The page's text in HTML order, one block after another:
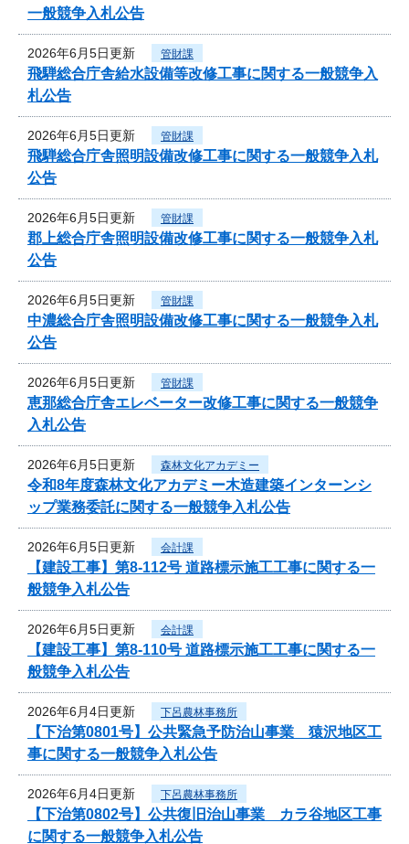
一般競争入札公告
2026年6月5日更新 管財課
飛騨総合庁舎給水設備等改修工事に関する一般競争入
札公告
2026年6月5日更新 管財課
飛騨総合庁舎照明設備改修工事に関する一般競争入札
公告
2026年6月5日更新 管財課
郡上総合庁舎照明設備改修工事に関する一般競争入札
公告
2026年6月5日更新 管財課
中濃総合庁舎照明設備改修工事に関する一般競争入札
公告
2026年6月5日更新 管財課
恵那総合庁舎エレベーター改修工事に関する一般競争
入札公告
2026年6月5日更新 森林文化アカデミー
令和8年度森林文化アカデミー木造建築インターンシ
ップ業務委託に関する一般競争入札公告
2026年6月5日更新 会計課
【建設工事】第8-112号 道路標示施工工事に関する一
般競争入札公告
2026年6月5日更新 会計課
【建設工事】第8-110号 道路標示施工工事に関する一
般競争入札公告
2026年6月4日更新 下呂農林事務所
【下治第0801号】公共緊急予防治山事業 猿沢地区工
事に関する一般競争入札公告
2026年6月4日更新 下呂農林事務所
【下治第0802号】公共復旧治山事業 カラ谷地区工事
に関する一般競争入札公告